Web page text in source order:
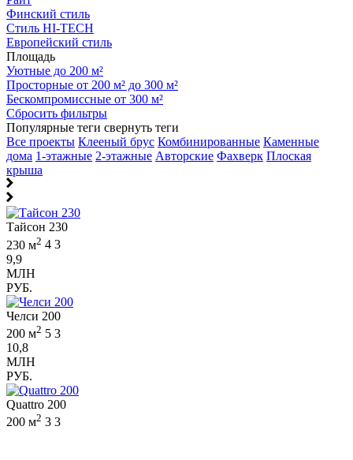
Финский стиль
Стиль HI-TECH
Европейский стиль
Площадь
Уютные до 200 м²
Просторные от 200 м² до 300 м²
Бескомпромиссные от 300 м²
Сбросить фильтры
Популярные теги свернуть теги
Все проекты Клееный брус Комбинированные Каменные
дома 1-этажные 2-этажные Авторские Фахверк Плоская
крыша
Тайсон 230
230 м2 4 3
9,9
МЛН
РУБ.
Челси 200
200 м2 5 3
10,8
МЛН
РУБ.
Quattro 200
200 м2 3 3